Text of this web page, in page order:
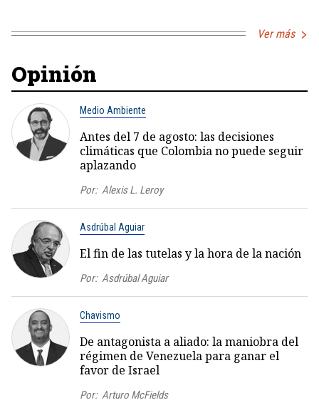
Ver más
Opinión
Medio Ambiente
Antes del 7 de agosto: las decisiones
climáticas que Colombia no puede seguir
aplazando
Por: Alexis L. Leroy
Asdrúbal Aguiar
El fin de las tutelas y la hora de la nación
Por: Asdrúbal Aguiar
Chavismo
De antagonista a aliado: la maniobra del
régimen de Venezuela para ganar el
favor de Israel
Por: Arturo McFields